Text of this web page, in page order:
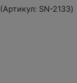
(Артикул: SN-2133)